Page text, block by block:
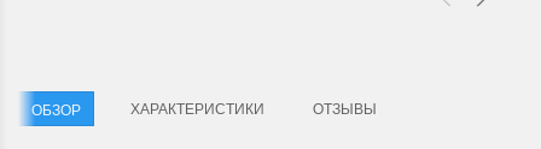
ОБЗОР ХАРАКТЕРИСТИКИ ОТЗЫВЫ